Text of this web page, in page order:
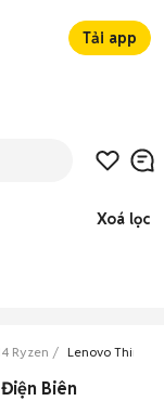
Tải app
Xoá lọc
Ryzen Lenovo
Biên